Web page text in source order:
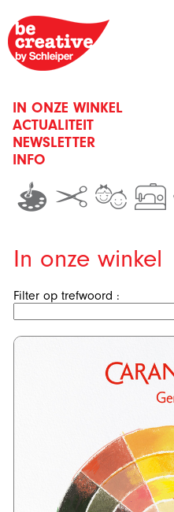
IN ONZE WINKEL
ACTUALITEIT
NEWSLETTER
INFO
In onze winkel
Filter op trefwoord :